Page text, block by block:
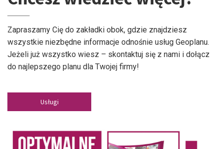
Zapraszamy Cię do zakładki obok, gdzie znajdziesz
wszystkie niezbędne informacje odnośnie usług Geoplanu.
Jeżeli już wszystko wiesz – skontaktuj się z nami i dołącz
do najlepszego planu dla Twojej firmy!
Usługi